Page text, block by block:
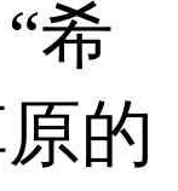
希
的